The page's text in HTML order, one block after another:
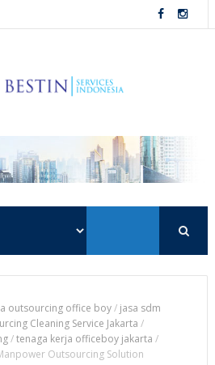
outsourcing office boy/ jasa sdm
Cleaning Service Jakarta /
/tenaga kerja officeboy jakarta /
Outsourcing Solution